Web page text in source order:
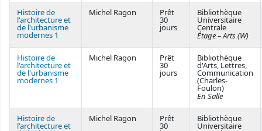
Histoire de
l'architecture et
de l'urbanisme
modernes 1
Michel Ragon Prêt
30
jours
Bibliothèque
Universitaire
Centrale
Étage – Arts (W)
Histoire de
l'architecture et
de l'urbanisme
modernes 1
Michel Ragon Prêt
30
jours
Bibliothèque
d'Arts, Lettres,
Communication
(Charles-
Foulon)
En Salle
Histoire de
l'architecture et
Michel Ragon Prêt
30
Bibliothèque
Universitaire